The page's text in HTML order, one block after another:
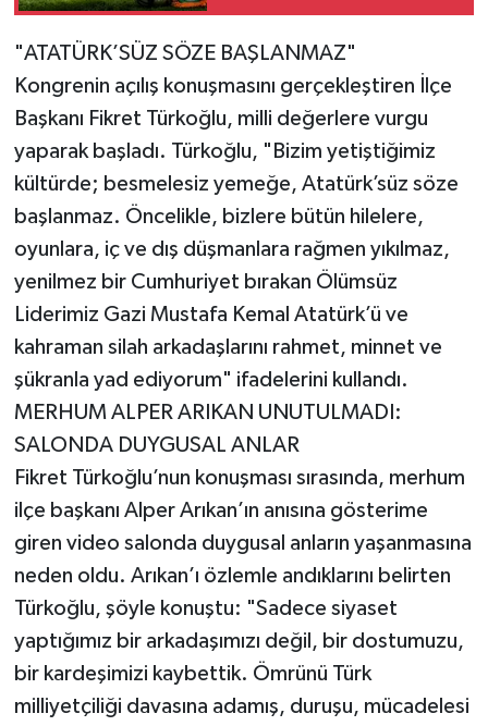
​"ATATÜRK’SÜZ SÖZE BAŞLANMAZ"
​Kongrenin açılış konuşmasını gerçekleştiren İlçe
Başkanı Fikret Türkoğlu, milli değerlere vurgu
yaparak başladı. Türkoğlu, "Bizim yetiştiğimiz
kültürde; besmelesiz yemeğe, Atatürk’süz söze
başlanmaz. Öncelikle, bizlere bütün hilelere,
oyunlara, iç ve dış düşmanlara rağmen yıkılmaz,
yenilmez bir Cumhuriyet bırakan Ölümsüz
Liderimiz Gazi Mustafa Kemal Atatürk’ü ve
kahraman silah arkadaşlarını rahmet, minnet ve
şükranla yad ediyorum" ifadelerini kullandı.
​MERHUM ALPER ARIKAN UNUTULMADI:
SALONDA DUYGUSAL ANLAR
​Fikret Türkoğlu’nun konuşması sırasında, merhum
ilçe başkanı Alper Arıkan’ın anısına gösterime
giren video salonda duygusal anların yaşanmasına
neden oldu. Arıkan’ı özlemle andıklarını belirten
Türkoğlu, şöyle konuştu: "Sadece siyaset
yaptığımız bir arkadaşımızı değil, bir dostumuzu,
bir kardeşimizi kaybettik. Ömrünü Türk
milliyetçiliği davasına adamış, duruşu, mücadelesi